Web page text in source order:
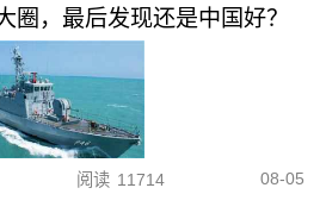
圈，最后发现还是中国好？
阅读 11714 08-05